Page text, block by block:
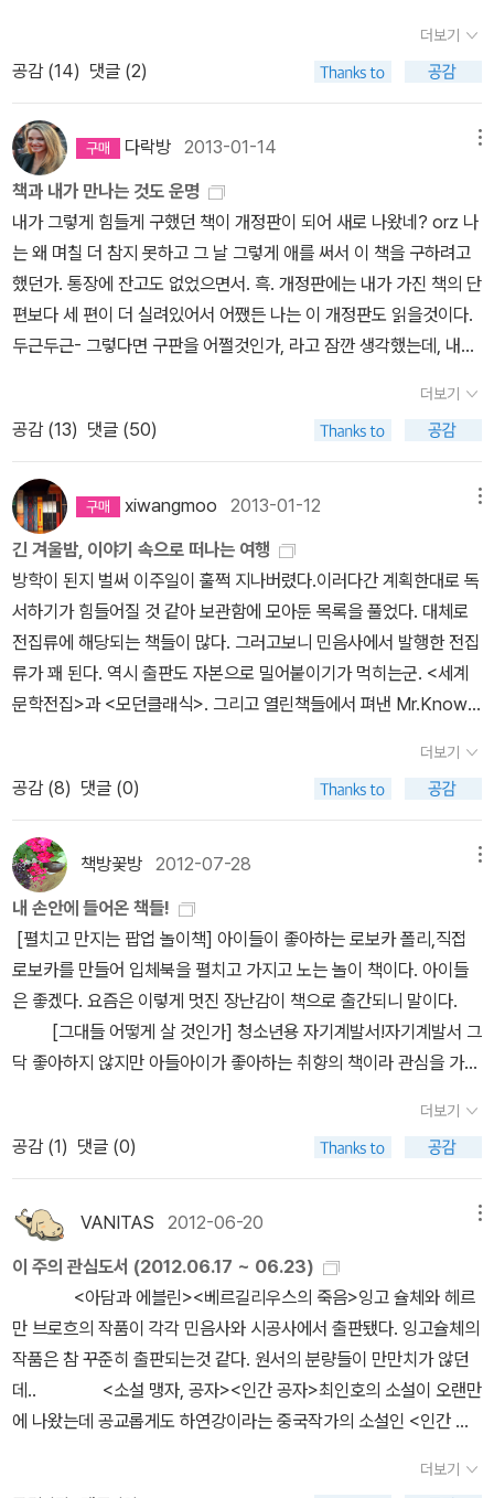
몸에 작품을 걸치게 한 다음, 원래 계획은 비록 그렇지 않았지만 자기
도 모르는 새 자신의 손가락들이 작품의 아래, 즉 곧바로 맞닿게 되어
있는 릴리의 피부 위를 적극적으로 탐사하기 시작했으며, 기대와는
달리 그리하여 벌어졌을 파노라마는 과감하게 생략한 채, 다음 장면
으로 포동포동한 릴리는 욕실에서 비누거품 잔뜩 뒤집어 쓴 욕조 속
에, 아담은 벌거벗은 채로 작업실에 서있는 순간, 동거인 에블린이 난
데없이 그들의 동거가옥에 쳐들어오는 것으로 소설은 시작한다. 에블
린은 스물 한 살의 똑똑한 여성. 그러나 아쉽게도 동쪽 독일이 요구하
는 체제와 법률에 대한 순종을 가지고 있지 않아 자기가 원하는 전공
을 선택하지 못한 대학생이 되었다가, 엉뚱하고 흥미 없는 전공을 공
부하느니 차라리 다니지 않음만 못하다는 현명한 결론을 내린 것까진
좋았지만 지능지수 높은 아가씨가 기껏해야 슈퍼마켓 계산원을 하고
있었으니 평소 자기가 사는 꼴에 지극히 만족하지 못했던 것은 보지
벌컥 성을 내며 그것도 직장이라고 아 썅, 낼부터 안 나올 테니까 그런
줄 알아라, 대성일갈한 다음 내연남의 위안이라도 받을까싶어 벌컥
현관문을 열어 젖혔더니, 욕실 문을 훤하게 열어놓은 피둥피둥한 아
줌마가 비누거품을 뒤집어 쓴 채 욕조에 앉아 있고 내연남은 벌거벗
은 채로 장롱 옆에 숨어 있더란 말이다. 아이고, 내 더 이상 이놈의 공
산당 치하에선 살 수가 없다, 명확한 결론을 내리고 그길로 짐을 싸서
사촌이라 일컫는 나이많은 서독 남자 미하엘을 따라 헝가리 인민공화
국의 수도 부다페스트를 거쳐 친구네 집으로 내빼버리고 만다. 비록
냈을지언정 죽으나 사나 에블린을 사랑해마지않는 아담은 그길로 만
든지 28년이 넘은 똥차를 끌고 이들을 찾아 나서면서, 많은 사람들은
만나고 드디어 아담이 원하지 않았던 서독으로 위험을 무릅쓰고 망명
해버리고 마는데, 하이고. 문제는 동쪽이냐 서쪽이냐, 하는 선택과 그
에 따른 실행 또는 모험담이 이 책의 모든 것이 아니라는 것. 비록 동
쪽의 많은 인민들이 장벽을 무너뜨리기 위해 투쟁하고 구호를 외쳤지
만 동쪽은 동쪽 나름대로의 미덕이 있었던 것이고, 그 안에서 안분하
던 인물이 아무 대책 없이 서쪽으로 넘어와서 겪을 수밖에 없는 혼돈
과 부적응, 뭐든지 과잉으로 공급되는 자본주의적 질서가 과연 바람
직한 것인지, 그건 날 때부터 자본주의 체제 안에서 살던 이들은 도무
지 이해할 수 없는 질문일 수도 있고 뭐 그런데, 예를 들면, 자본주의
세계로 이주하기로 결심하자마자 생긴 스물한 살 에블린의 태내에 막
하엘의 아이인지 도무지 알 수도 없으면서 그냥 아담과 계속 살기로
않는 건 물론이며, 동독에선 유명한 의상 디자이너일지라도 서쪽으로
넘어오니 시민 대다수가 간편한 기성복만 사 입기 때문에 주어진 일
거리라고는 자신의 작품을 만들 수 없는 옷 수선, 그것도 파트타임 말
고는 구할 수도 없는 비극. 아, 오늘 내가 말이 너무 많다. 차라리 원문
을 그대로 다 배껴 쓸 걸 그랬나? 반성한다. 근데 이런 비극성을 잉고
슐체는, 그의 첫 작품 <새로운 인생>은 순전히 잉고 슐체란 이름이
근사해서 사 읽었는데, 이 책은 작가의 이름하고는 관계없이, 그는 이
비장하지 않은 비극. 숨어있는 웃음의 코드로 오히려 강화되는 비극
들어 그녀를 향해 고개를 끄덕인 다음 모자를 도로 썼다.에블린의 몸
에 식은땀이 흘렀다....에블린은 자기 자신과 주위의 방을 보았다.방은
실제 크기보다도 훨씬 더 커 보였다.실로 거대해 보였다.그녀는 방 한
가운데 선 작고 알록달록한 자기 자신의 모습을 보았다.
게다가 인생살이 모르는 게 없는 재수 적은 인간인데, 또 1830년대에
연 수입 1만 달러의 지참금을 가져온 아내가 일찍 세상을 떴다. 이런
사람을 아빠로 둔 캐서린. 부녀 사이에 멋진 외모, 딱 하나만 가지고
나타난 모리스. 세 명이 결혼을 두고 벌이는 쇼 케이스. 재미 하나 확
실하게 보장함. 3. 아나톨 프랑스, <신들은 목마르다> 대혁
명의 높은 파고에 휩싸인 열혈청년. 비록 순수했으나 왼쪽 팔뚝에 완
장 하나 채워주니 순결한 공화국의 이상을 위하여 완장의 힘을 구사
하기 시작하는데, 민중의 선두에 선 책 표지의 저 사내. 팔은 이미 잘
려나갔고 땅을 짚은 발목이 방금 잘려 우상은 무너지기 시작한
다. 4. 프랜시스 스콧 핏제럴드, <아가씨와 철학자> 핏제럴드
의 단편소설. 행위와 사고의 필터를 제거해버리고 마음 내키는대로
살아가며 상대를 봐 가면서 적당히 엿을 먹이기도 하는 두 전쟁 사이
베르토 아를트, <7인의 미치광이> 세계혁명을 꿈꾸는 도라이들 속
에 하구한날 아버지한테 엉덩이에 채찍을 맞고 자란 우리의 에르도사
인이 재수없게 회사돈 600 페소 7 센타보를 횡령한 사실이 뽀록이
나 참여하게 된다. 혁명은 오늘도 안녕하실까? 6. 프랑수아 모
리아크, <독을 품은 뱀> 가족이라는 이름의 원수들. 이 우라질 것들
은 내가 뼈빠지게 한 평생을 바쳐 모아놓은 돈에 대한 증오와 탐욕으
로 나를 갉아먹고 있는데, 가족 구성원 전체한테 따돌림을 받는 노인,
어디 곱게 죽을 줄 알아? 7. 클라우스 만, <메피스토> <파우
거 이거 우연이야, 아니면 고의야? 자기 매부를 실제 모델로 해 쓴 소
설. 아무 생각 없이 입신양명을 위해 평생 별 짓을 다 해온 독일판 꺼
삐딴 리. 8. 커트 보니것, <제5 도살장> 시간여행과 순간이
동이 가능한 빌리 필그림의 2차대전 참전기. 작센의 수도이자 우아한
고도 드레스덴에 하필 그때 떨어져서 인간을 이렇게 망가뜨리나그래.
뭐 다 그런 거긴 하지만 말씀이야. 9. 정이현, <오늘의 거짓말>
졸업 후 잠깐 취업, 그리고 결혼이란 사이클에 아무 생각없이 또는
별 생각 없이 탑승했던 거의 마지막 세대. 이들의 20대는 그러나 성
수대교가 무너지고 삼풍백화점이 내려앉는 우화의 시대였는
데… 10. 존 치버, <팔코너> 자기 친형을 떠밀기만 했는데 자
꾸 검사님은 제가 칼로 푹 찔렀다고 하네요. 여기나 거기나 무전유죄
세요? 그러니 내가 억울하겠어요 안 억울하겠어요. 11. 아이작 싱
책, 품절. 중고책 말고는 구할 수 없다. 근데 발품 팔 이유는 충분하다.
차마 폴란드를 떠나지 못하는 아쉬케나지 유대인 이야기. 그 속에서
도 이들은 사랑하고 예술을 애호하고 서로를 가여워하다가, 죽어갔
다. 12. 아르투로 페레스 로베르테, <검의 대가> 재미난 스릴
러 소설. 순문학만 좋은 거, 절대 아님. 가끔가다가 이런 작품도 읽어
줘야 소위 말하는 다양성을 찾을 수 있다, 고 하고 싶은데 솔직히 말하
면 순문학이고 장르문학이고, 하여간 재미난 게 장땡이다. 13.
아? 소설 써서 돈벼락 맞은 위화의 데뷔작. 이거 읽어보면 처음부터
더보기
공감 (14) 댓글 (2)
다락방 2013-01-14
책과 내가 만나는 것도 운명
내가 그렇게 힘들게 구했던 책이 개정판이 되어 새로 나왔네? orz 나
는 왜 며칠 더 참지 못하고 그 날 그렇게 애를 써서 이 책을 구하려고
했던가. 통장에 잔고도 없었으면서. 흑. 개정판에는 내가 가진 책의 단
편보다 세 편이 더 실려있어서 어쨌든 나는 이 개정판도 읽을것이다.
두근두근- 그렇다면 구판을 어쩔것인가, 라고 잠깐 생각했는데, 내가
나는 그것도 그냥 가져야겠다. 그리고 「당신이 날 만졌잖아요」는 당연
히 구판에서 자주 들추어볼 것이다. 그 분홍색 형광펜으로 정신 집중
해서 밑줄 그었던 걸 대체 어떻게 잊겠는가.그러고보면 책과 내가 만
나는 순간도 다 운명인것 같다. 토요일에 전주엘 갔다. 금요일밤에 가
방을 싸면서 어떤 책을 가져갈까 고민했다. 나는 항상 장시간 기차를
탈 때는 혹시 모른다며 책을 두세권씩 챙겼었는데, 번번이 기차에서
잠자기에 바빠 그중에 한 권도 제대로 읽지 못했다. 아니 한권이 무슨
말인가 몇 페이지 넘기지도 못하고 그저 잠만 쳐잤....대체 왜이렇게
책을 읽겠다는 욕심이 똥구멍까지 차가지고 번번이 육체를 힘들게 하
는가 스스로에게 늘 미안했다. 한심하기도 했고. 가방 들고다니기 정
말 무겁거든. 그래서 이번에는 그래, 딱 한권만 가져가자 결심을 하고
책장 앞에 섰다. 그리고 골라낸 책은 얇지도 두껍지도 않고 심각하지
도 가볍지도 않아보이는 바로 이 책이었다.한 권이라 불안했지만, 그
니, 걱정을 물리치고 이 한 권만 들고가자, 라고 새삼 결의를 다지며
기차를 탔다. 그리고 이 책을 읽기 시작했다.아....그런데.............너무
재미없어..................진짜 재미없어...............나는 70페이지쯤 읽다
가 잤다. 자다가 일어나서는 다시 책을 펼치고 읽다가 96페이지까지
읽다가 잤다. 자고 일어나 다시 96페이지를 펼쳤다가 너무 신경질이
나서 나도 모르게 큰소리로 말했다. 아, 진짜 드럽게 재미없네. 그러자
책을 읽고 있던 옆자리의 나의 동행이 웃었다. 어휴, 난 이 책 한권 밖
에 안가져왔는데 대체 이 난관을 어떻게 헤쳐나가지....전주에 내리자
에서는 다른 책을 읽어야겠다고 생각했다.그러나 내가 돌아다녔던 전
주에서는 서점이 보이질 않았고, 결국 다음날 돌아오는 전주역의 편
의점에 들어가서 책을 골라보려고 했는데 어쩜 그래, 읽고 싶은 책이
한 권도 없는거다. 우석훈의 『모피아』를 살까, 망설이다가 그냥 나왔
다. 어쩌면 아담과 에블린은 나와 만날 운명인건지도 몰라, 라고 생각
하면서. 그래서 돌아오는 기차안에서도 이 책을 펴들었다. 달리 할 게
없었다. 이 책을 읽는것 말고는. 나는 이 책을 다 읽을 운명이구나, 라
고 생각하며 결국은 이 책을 다 읽었다.하아- 다 읽었다. 다 읽고야 말
았다. 만쉐이~이 책을 읽으면서 생각했다. 인생 최고의 가치가 사랑
일 순 있지만, 사랑이 모든걸 다 감당할만한 건지는 확신할 수 없는거
라고. 아담은 재통일전의 동독에서 나름의 삶을 잘 살아내고 있었다.
더보기
공감 (13) 댓글 (50)
xiwangmoo 2013-01-12
긴 겨울밤, 이야기 속으로 떠나는 여행
방학이 된지 벌써 이주일이 훌쩍 지나버렸다.이러다간 계획한대로 독
서하기가 힘들어질 것 같아 보관함에 모아둔 목록을 풀었다. 대체로
전집류에 해당되는 책들이 많다. 그러고보니 민음사에서 발행한 전집
류가 꽤 된다. 역시 출판도 자본으로 밀어붙이기가 먹히는군. <세계
문학전집>과 <모던클래식>. 그리고 열린책들에서 펴낸 Mr.Know
칭이 변경된 모양이다. 소설류를 읽을 시간을 내기가 힘들어 보관함
에 담아두면 종종 이런 일이 생긴다. 읽고 싶은 책들은 자꾸 쏟아져나
오고 그러다보면 신간들에 밀려 어느새 묵혀진 책들. 그 중에서 품절
혹은 절판 직전에 살아남은 책들을 골라내는게 이번 보관함 정리의
목표. 그런데 책이 너무 많다. 전략을 세워야 한다. 세일즈 포인트가
그리 높지 않은 책들은 당분간 살아남으리라 보고 일단 잘 팔리고 있
는 책들을 장바구니에 넣고 클릭, 클릭, 클릭....몇 번 하니 올 겨울에
사려고 생각했던 스니커즈 한 켤레와 부츠 한 켤레가 사라졌다. 올해
도 몇 년전에 샀던 운동화와 부츠로 보내야할까 보다. 소설읽기에 앞
서 카밀로 호세 셀라가 한 말이 인상에 깊이 남는다.-물론 이것은 소
설이 아니다. 이것은 내 영혼의 설사다.-나는 이 문구를 <파스쿠알 두
아르테 일가>가 들어있던 작품집 어딘가에서 읽었는데 그 때 상당히
충격을 받았던....나는 그대들의 '영혼의 설사'를 탐하러 동면에 들어
르브 연락없다>는 처녀작을 읽고 나서 시간이 좀 흐른 후에 읽어도
좋지 않을까?-잉에보르크 바흐만은 <삼십세>로 유명한 작가. 그녀
의 시집을 한 권 읽은 기억이 있고 ...언어철학을 전공해서인지 철학
에세이를 읽는 것 같기도 했는데 이 작품은 어떨지. -아이리스 머독은
여러 작가들이 언급하고 있는 것을 읽기는 하였으되 실제로 작품을
읽는 것은 처음. 나름 진지하게 접근해볼 참이다. 훗. 그런다고 내가
평론을 쓸 일도 없거니와 작가의 의도가 무엇인지 파악하기 위해 충
고>도 시도해보려 한다. -되블린의 책은 예전에 학원사판으
더보기
공감 (8) 댓글 (0)
책방꽃방 2012-07-28
내 손안에 들어온 책들!
[펼치고 만지는 팝업 놀이책] 아이들이 좋아하는 로보카 폴리,직접
로보카를 만들어 입체북을 펼치고 가지고 노는 놀이 책이다. 아이들
은 좋겠다. 요즘은 이렇게 멋진 장난감이 책으로 출간되니 말이다.
[그대들 어떻게 살 것인가] 청소년용 자기계발서!자기계발서 그
닥 좋아하지 않지만 아들아이가 좋아하는 취향의 책이라 관심을 가져
만 좀 나와주었으면 좋겠구만,,,양파가 이번엔 어떤 이야기를 들려줄
지 궁금은 하다. [실연당한 사람들을 위한 일곱시 조찬모임] 정
말 이런 모임이 있을까?왠지 듣기만 해도 우울해지는 모
임,,, [학교속의 문맹자들] 학교라고 하면 왠만큼 글을 읽을줄
아는 아이들이 모여 있을텐데문맹자라니,,,글자를 읽을줄 알지만 그
속뜻을 모르는 아이들의 이야기란다 .그러고보면 나도 그럴때가 있는
데 나도 그럼 문맹자? [이집이 좋을까 저집이 좋을까?] 독특
한 만화 기법을 도입한 아이들의 그림책이다. 우리가 집을 고를때 가
지가지 고민들을 다 하는데 그런 무당벌레 부부의 이야기를 담고 있
다. 무당벌레 부부와 부동산 중개인 바구미의 동선을 따라가다보면
각양각색의 동물들도 만나고 어떤 집에서 사는게 좋은지 다시 생각해
보게 되는 책이다. [왜이래요 왜이래?] 리놀늄 판화 기법을 사용
더보기
공감 (1) 댓글 (0)
VANITAS 2012-06-20
이 주의 관심도서 (2012.06.17 ~ 06.23)
<아담과 에블린><베르길리우스의 죽음>잉고 슐체와 헤르
만 브로흐의 작품이 각각 민음사와 시공사에서 출판됐다. 잉고슐체의
작품은 참 꾸준히 출판되는것 같다. 원서의 분량들이 만만치가 않던
데.. <소설 맹자, 공자><인간 공자>최인호의 소설이 오랜만
에 나왔는데 공교롭게도 하연강이라는 중국작가의 소설인 <인간 공
더보기